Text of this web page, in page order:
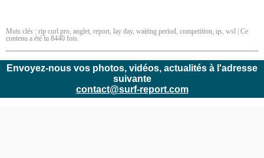
Mots clés : rip curl pro anglet report lay day, waiting period competition qs wsl | Ce
contenu a été lu 8440 fois.
Envoyez-nous vos photos, vidéos, actualités à l'adresse
suivante
contact@surf-report.com